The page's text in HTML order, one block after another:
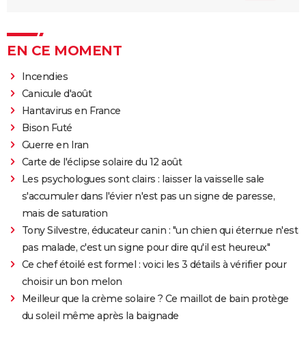
EN CE MOMENT
Incendies
Canicule d'août
Hantavirus en France
Bison Futé
Guerre en Iran
Carte de l'éclipse solaire du 12 août
Les psychologues sont clairs : laisser la vaisselle sale
s'accumuler dans l'évier n'est pas un signe de paresse,
mais de saturation
Tony Silvestre, éducateur canin : "un chien qui éternue n'est
pas malade, c'est un signe pour dire qu'il est heureux"
Ce chef étoilé est formel : voici les 3 détails à vérifier pour
choisir un bon melon
Meilleur que la crème solaire ? Ce maillot de bain protège
du soleil même après la baignade